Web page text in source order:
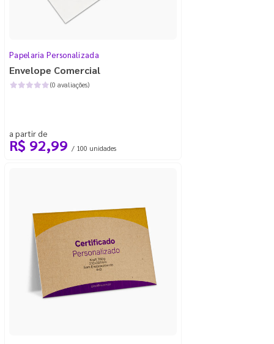
Papelaria Personalizada
Envelope Comercial
(0 avaliações)
a partir de
R$ 92,99 / 100 unidades